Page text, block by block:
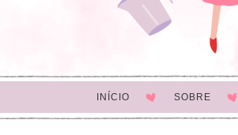
INÍCIO SOBRE